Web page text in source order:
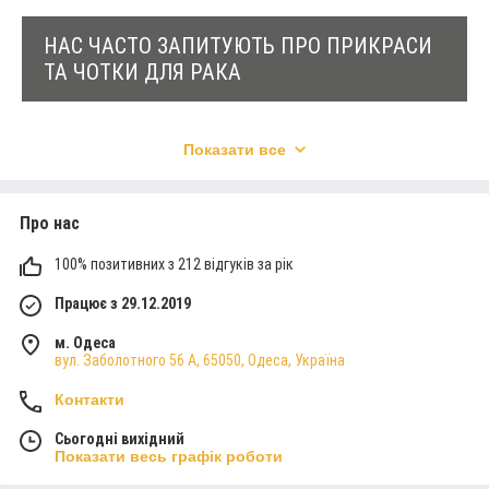
та розкриття потенціалу.
02
Всі прикраси для Рака або прикраси та чотки для
Діви відрізняються стильним дизайном. Унікальне
поєднання каміння із природним визерунком
привабливості. Виготовимо прикраси в єдиному
екземплярі.
НАС ЧАСТО ЗАПИТУЮТЬ ПРО ПРИКРАСИ
ТА ЧОТКИ ДЛЯ РАКА
Які символи та зображення підходять для Раків на
їхню емоційність та прив'язаність?
Які правила догляду за прикрасами та чотками для
Раків?
Як обрати ідеальний подарунок відповідно до знаку
Рака?
Показати все
Про нас
100% позитивних з 212 відгуків за рік
Працює з 29.12.2019
м. Одеса
вул. Заболотного 56 А, 65050, Одеса, Україна
Контакти
Сьогодні вихідний
Показати весь графік роботи